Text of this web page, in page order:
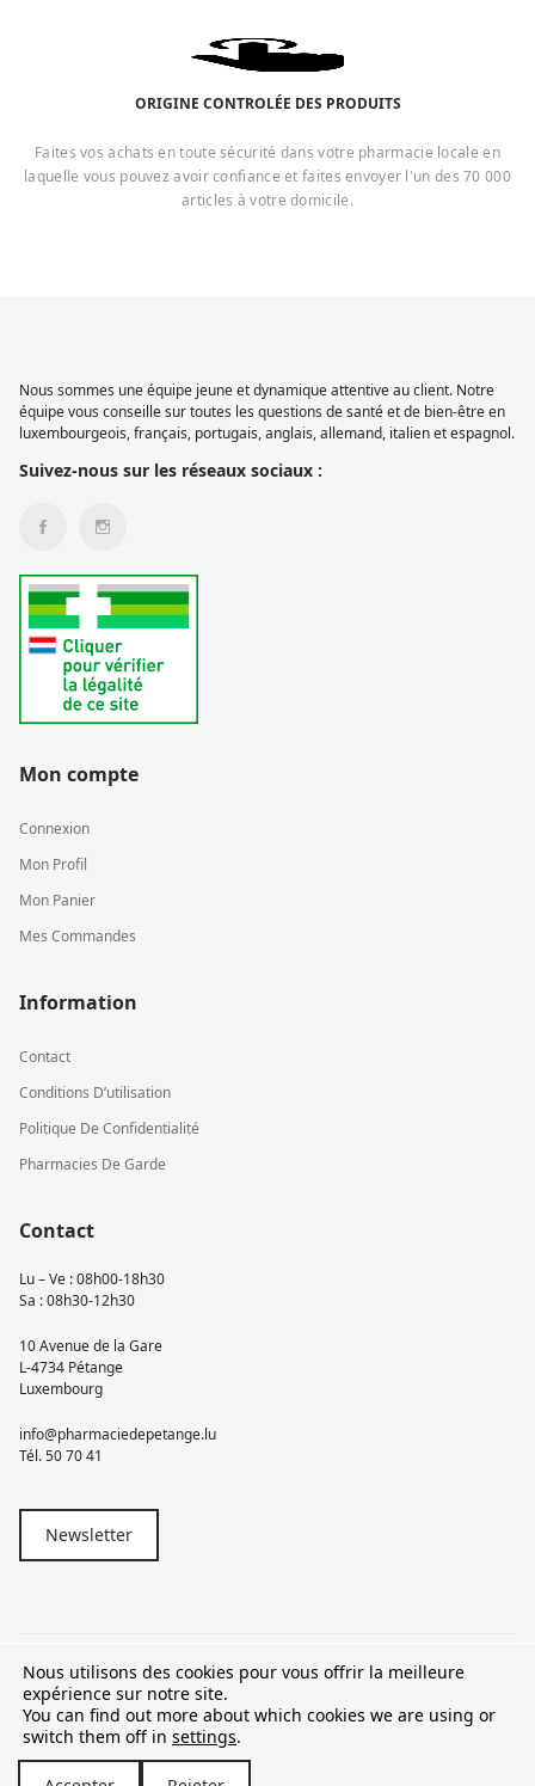
ORIGINE CONTROLÉE DES PRODUITS
Faites vos achats en toute sécurité dans votre pharmacie locale en
laquelle vous pouvez avoir confiance et faites envoyer l'un des 70 000
articles à votre domicile.
Nous sommes une équipe jeune et dynamique attentive au client. Notre
équipe vous conseille sur toutes les questions de santé et de bien-être en
luxembourgeois, français, portugais, anglais, allemand, italien et espagnol.
Suivez-nous sur les réseaux sociaux :
Mon compte
Connexion
Mon Profil
Mon Panier
Mes Commandes
Information
Contact
Conditions D’utilisation
Politique De Confidentialité
Pharmacies De Garde
Contact
Lu – Ve : 08h00-18h30
Sa : 08h30-12h30
10 Avenue de la Gare
L-4734 Pétange
Luxembourg
info@pharmaciedepetange.lu
Tél.50 70 41
Newsletter
© 2026 Pharmacie Pétange
TVA LU15581262
Nous utilisons des cookies pour vous offrir la meilleure
expérience sur notre site.
You can find out more about which cookies we are using or
switch them off in settings.